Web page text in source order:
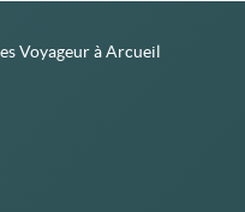
Voyageur à Arcueil